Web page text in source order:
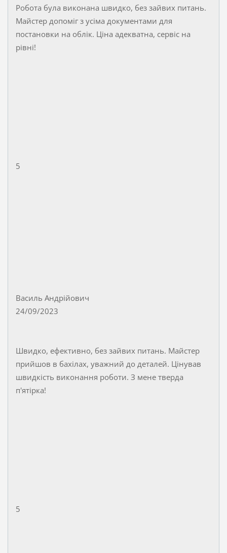
Робота була виконана швидко, без зайвих питань.
Майстер допоміг з усіма документами для
постановки на облік. Ціна адекватна, сервіс на
рівні!
5
Василь Андрійович
24/09/2023
Швидко, ефективно, без зайвих питань. Майстер
прийшов в бахілах, уважний до деталей. Цінував
швидкість виконання роботи. З мене тверда
п'ятірка!
5